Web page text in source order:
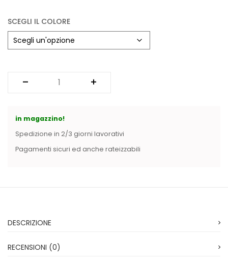
SCEGLI IL COLORE
in magazzino!
Spedizione in 2/3 giorni lavorativi
Pagamenti sicuri ed anche rateizzabili
DESCRIZIONE
RECENSIONI (0)